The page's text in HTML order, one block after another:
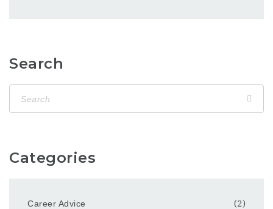
Search
Categories
Career Advice
(2)